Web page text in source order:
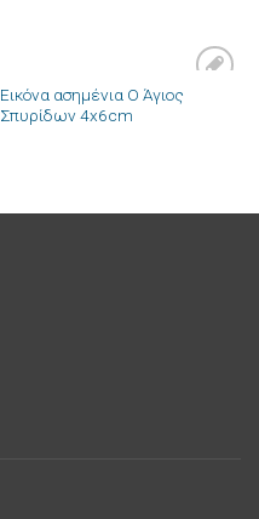
Πρόσθήκη
Εικόνα ασημένια Ο Άγιος
Σπυρίδων 4x6cm